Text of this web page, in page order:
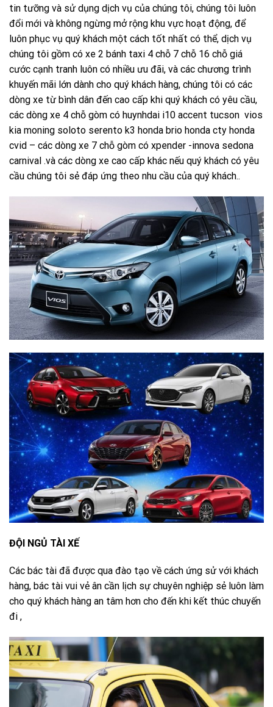
tin tưỡng và sử dụng dịch vụ của chúng tôi, chúng tôi luôn
đổi mới và không ngừng mở rộng khu vực hoạt động, để
luôn phục vụ quý khách một cách tốt nhất có thể, dịch vụ
chúng tôi gồm có xe 2 bánh taxi 4 chỗ 7 chỗ 16 chỗ giá
cước cạnh tranh luôn có nhiều ưu đãi, và các chương trình
khuyến mãi lớn dành cho quý khách hàng, chúng tôi có các
dòng xe từ bình dân đến cao cấp khi quý khách có yêu cầu,
các dòng xe 4 chỗ gòm có huynhdai i10 accent tucson vios
kia moning soloto serento k3 honda brio honda cty honda
cvid – các dòng xe 7 chỗ gòm có xpender -innova sedona
carnival .và các dòng xe cao cấp khác nếu quý khách có yêu
cầu chúng tôi sẻ đáp ứng theo nhu cầu của quý khách..
ĐỘI NGỦ TÀI XẾ
Các bác tài đã được qua đào tạo về cách ứng sử với khách
hàng, bác tài vui vẻ ân cần lịch sự chuyên nghiệp sẻ luôn làm
cho quý khách hàng an tâm hơn cho đến khi kết thúc chuyến
đi ,